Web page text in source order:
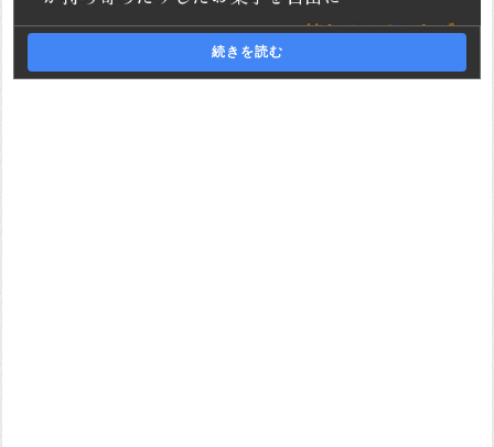
続きを読む